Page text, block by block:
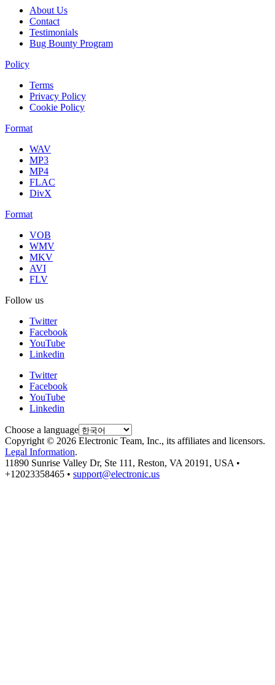
About Us
Contact
Testimonials
Bug Bounty Program
Policy
Terms
Privacy Policy
Cookie Policy
Format
WAV
MP3
MP4
FLAC
DivX
Format
VOB
WMV
MKV
AVI
FLV
Follow us
Twitter
Facebook
YouTube
Linkedin
Twitter
Facebook
YouTube
Linkedin
Choose a language
Copyright © 2026 Electronic Team, Inc., its affiliates and licensors.
Legal Information.
11890 Sunrise Valley Dr, Ste 111, Reston, VA 20191, USA •
+12023358465 • support@electronic.us